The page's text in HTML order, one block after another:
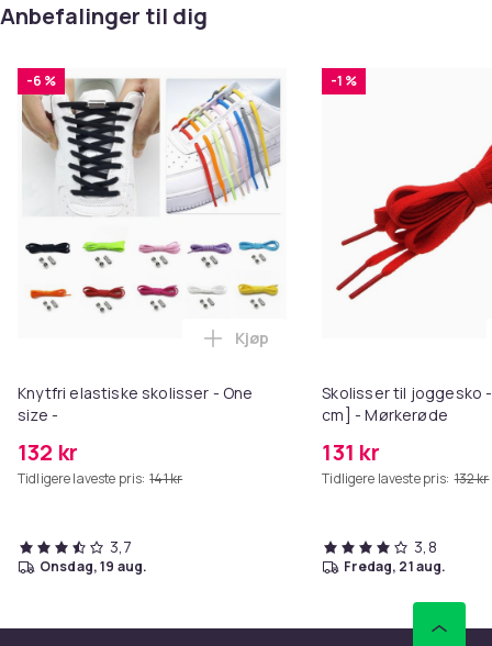
Anbefalinger til dig
-6 %
Knytfri elastiske skolisser - One
size -
132 kr
Tidligere laveste pris: 141 kr
Legg Knytfri elastiske skolisser
Kjøp
3,7
onsdag, 19 aug.
-1 %
Skolisser til joggesko
cm] - Mørkerøde
131 kr
Tidligere laveste pris: 132 kr
3,8
fredag, 21 aug.